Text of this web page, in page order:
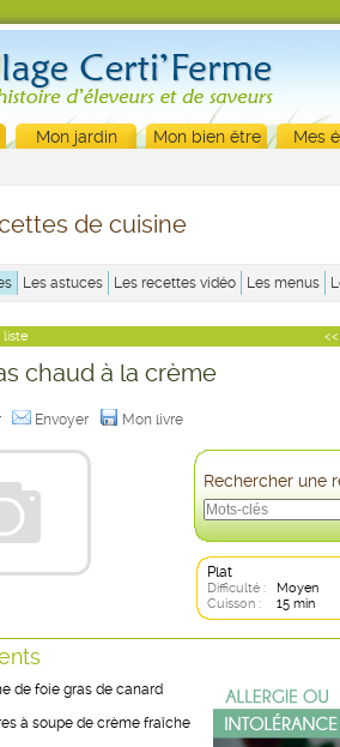
Mon jardin Mon bien être Mes
de cuisine
Les astuces Les recettes vidéo Les menus
liste
chaud à la crème
Envoyer Mon livre
Rechercher une
Plat
Difficulté : Moyen
Cuisson :
15 min
de foie gras de canard
à soupe de crème fraîche